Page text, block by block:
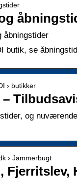
åbningstider
butik, se
› butikker
og
› Jammerbugt
Fjerritslev,